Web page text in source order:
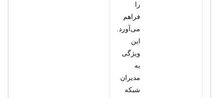
را
فراهم
می‌آورد.
این
ویژگی
به
مدیران
شبکه